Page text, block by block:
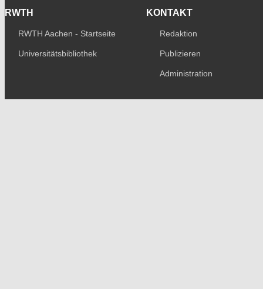
RWTH
RWTH Aachen - Startseite
Universitätsbibliothek
KONTAKT
Redaktion
Publizieren
Administration